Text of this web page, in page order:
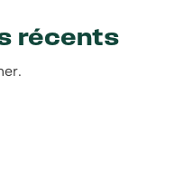
récents